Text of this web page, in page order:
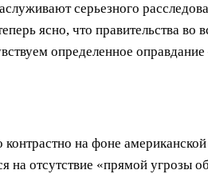
серьезного
ясно, что правительства
определенное
на фоне
отсутствие «прямой угрозы